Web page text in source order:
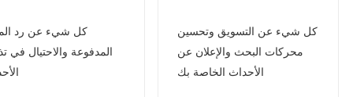
كل شيء عن التسويق وتحسين
محركات البحث والإعلان عن
الأحداث الخاصة بك
كل شيء عن رد
المدفوعة والاحتيال في